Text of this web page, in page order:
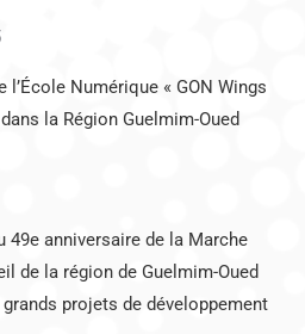
l’École Numérique « GON Wings
la Région Guelmim-Oued
49e anniversaire de la Marche
de la région de Guelmim-Oued
projets de développement